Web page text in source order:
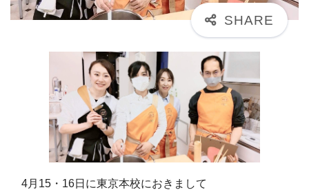
4月15・16日に東京本校におきまして